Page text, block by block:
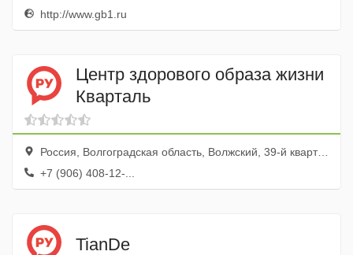
http://www.gb1.ru
Центр здорового образа жизни
Кварталь
Россия, Волгоградская область, Волжский, 39-й квартал, магазин ЦУМ
+7 (906) 408-12-...
TianDe